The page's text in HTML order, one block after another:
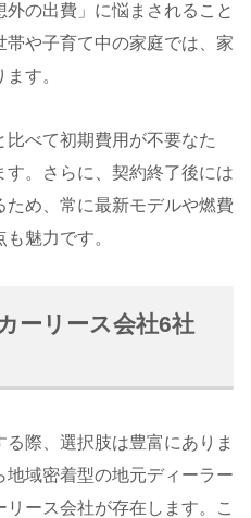
の出費」に悩まされること
や子育て中の家庭では、家
す。
比べて初期費用が不要なた
。さらに、契約終了後には
め、常に最新モデルや燃費
魅力です。
ーリース会社6社
際、選択肢は豊富にありま
域密着型の地元ディーラー
ース会社が存在します。こ